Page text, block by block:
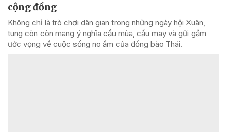
cộng đồng
Không chỉ là trò chơi dân gian trong những ngày hội Xuân,
tung còn còn mang ý nghĩa cầu mùa, cầu may và gửi gắm
ước vọng về cuộc sống no ấm của đồng bào Thái.